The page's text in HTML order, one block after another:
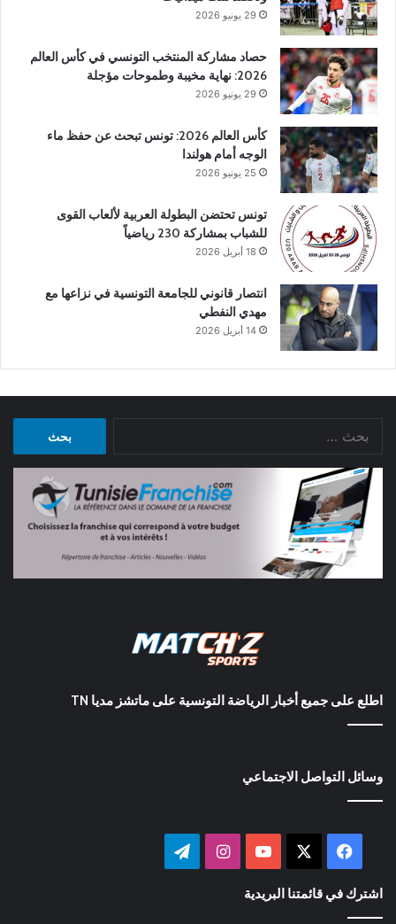
29 يونيو 2026
حصاد مشاركة المنتخب التونسي في كأس العالم
2026: نهاية مخيبة وطموحات مؤجلة
29 يونيو 2026
كأس العالم 2026: تونس تبحث عن حفظ ماء
الوجه أمام هولندا
25 يونيو 2026
تونس تحتضن البطولة العربية لألعاب القوى
للشباب بمشاركة 230 رياضياً
18 أبريل 2026
انتصار قانوني للجامعة التونسية في نزاعها مع
مهدي النفطي
14 أبريل 2026
اطلع على جميع أخبار الرياضة التونسية على ماتشز مديا TN
وسائل التواصل الاجتماعي
فيسبوك ‫YouTubeانستقرام
اشترك في قائمتنا البريدية